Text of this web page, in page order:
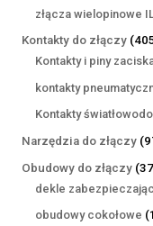
złącza wielopinowe
Kontakty do złączy
Kontakty i piny
kontakty
Kontakty
Narzędzia do złączy
Obudowy do złączy
dekle
obudowy cokołowe